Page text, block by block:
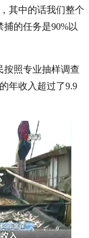
其中的话我们整个
的任务是90%以
按照专业抽样调查
年收入超过了9.9